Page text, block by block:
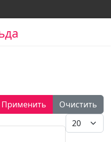
Применить
Очистить
Кол-во